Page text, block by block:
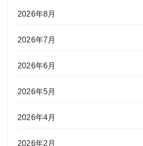
2026年8月
2026年7月
2026年6月
2026年5月
2026年4月
2026年2月